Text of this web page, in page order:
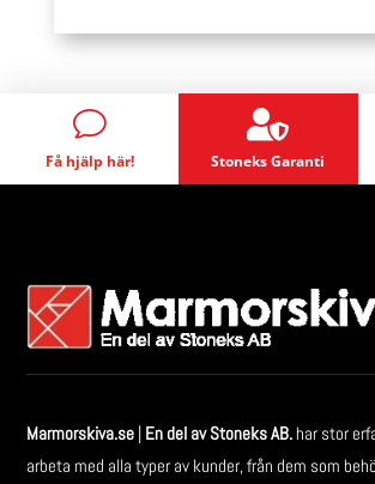
through
v
Få hjälp här!

Stoneks Garanti
Marmorskiva.se | En del av Stoneks AB.har stor
arbeta med alla typer av kunder, från dem som